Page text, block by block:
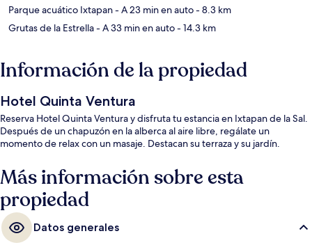
Parque acuático Ixtapan- A 23 min en auto- 8.3 km
Grutas de la Estrella- A 33 min en auto- 14.3 km
Información de la propiedad
Hotel Quinta Ventura
Reserva Hotel Quinta Ventura y disfruta tu estancia en Ixtapan de la Sal.
Después de un chapuzón en la alberca al aire libre, regálate un
momento de relax con un masaje. Destacan su terraza y su jardín.
Más información sobre esta
propiedad
Datos generales